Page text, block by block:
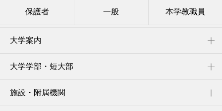
保護者 一般 本学教職員
大学案内
大学学部・短大部
施設・附属機関